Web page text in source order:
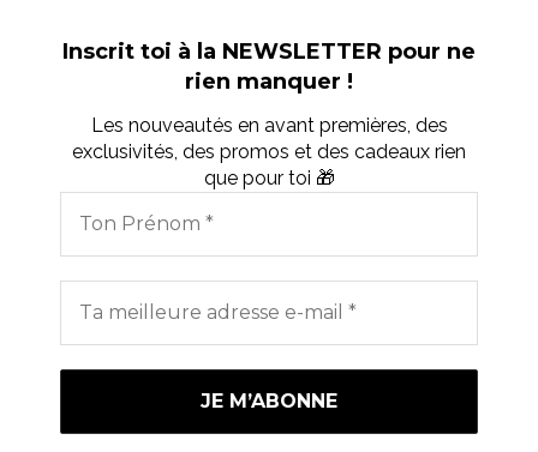
Inscrit toi à la NEWSLETTER pour ne
rien manquer !
Les nouveautés en avant premières, des
exclusivités, des promos et des cadeaux rien
que pour toi 🎁